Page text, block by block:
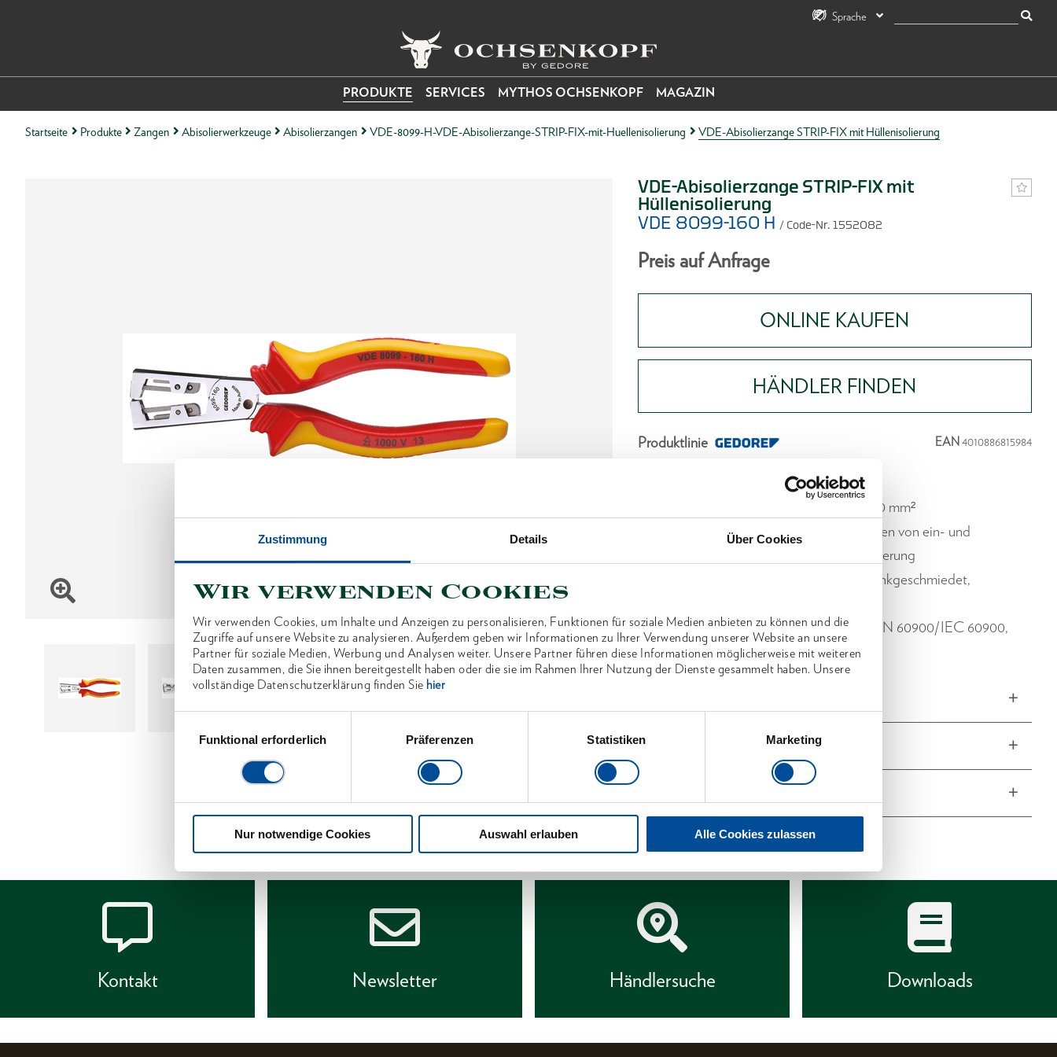
Zustimmung Details Über Cookies
Wir verwenden Cookies
Wir verwenden Cookies, um Inhalte und Anzeigen zu personalisieren, Funktionen für soziale Medien anbieten zu können und die
Zugriffe auf unsere Website zu analysieren. Außerdem geben wir Informationen zu Ihrer Verwendung unserer Website an unsere
Partner für soziale Medien, Werbung und Analysen weiter. Unsere Partner führen diese Informationen möglicherweise mit weiteren
Daten zusammen, die Sie ihnen bereitgestellt haben oder die sie im Rahmen Ihrer Nutzung der Dienste gesammelt haben. Unsere
vollständige Datenschutzerklärung finden Sie hier
Funktional erforderlich
Präferenzen Statistiken Marketing
Nur notwendige Cookies Auswahl erlauben Alle Cookies zulassen
Sprache
PRODUKTE SERVICES MYTHOS OCHSENKOPF MAGAZIN
Startseite Produkte Zangen Abisolierwerkzeuge Abisolierzangen VDE-8099-H-VDE-Abisolierzange-STRIP-FIX-mit-Huellenisolierung VDE-Abisolierzange STRIP-FIX mit Hüllenisolierung
VDE-Abisolierzange STRIP-FIX mit
Hüllenisolierung
VDE 8099-160 H / Code-Nr. 1552082
Preis auf Anfrage
ONLINE KAUFEN
HÄNDLER FINDEN
Produktlinie EAN4010886815984
Selbsteinstellend, für Drähte von 0,5 - 5,0 mm²
V-förmige Schneidbacken zum Abisolieren von ein- und
mehrdrähtigen Leitern mit Kunststoffisolierung
GEDORE Sondervergütungsstahl, gesenkgeschmiedet,
Schenkel VDE isoliert bis 1000 V, nach EN 60900/IEC 60900,
Hüllenisolierung
Kontakt Newsletter Händlersuche Downloads